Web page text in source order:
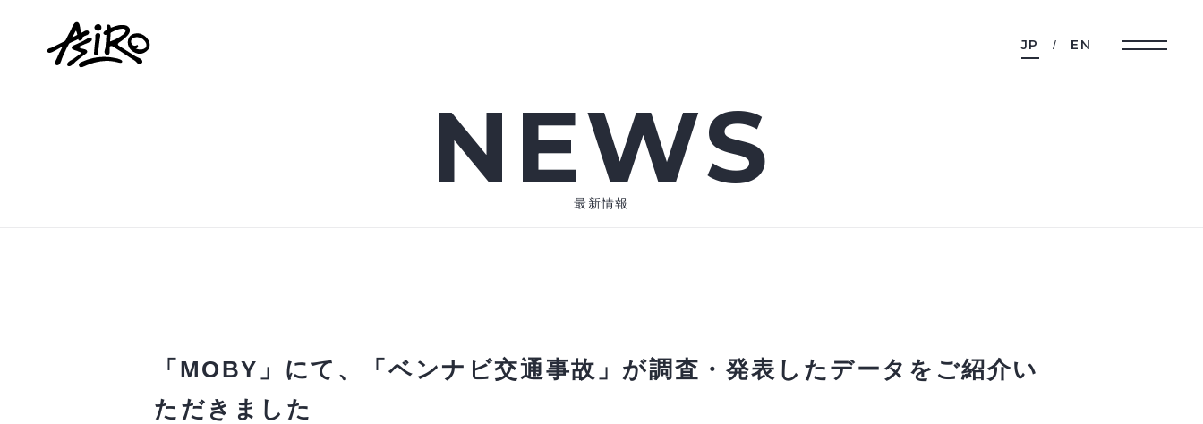
JP EN
NEWS
最新情報
「MOBY」にて、「ベンナビ交通事故」が調査・発表したデータをご紹介い
ただきました